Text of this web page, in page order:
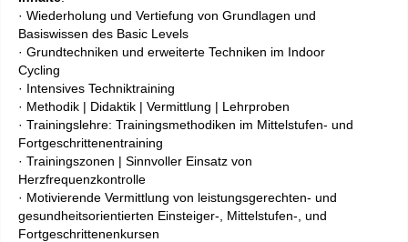
· Wiederholung und Vertiefung von Grundlagen und
Basiswissen des Basic Levels
· Grundtechniken und erweiterte Techniken im Indoor
Cycling
· Intensives Techniktraining
· Methodik | Didaktik | Vermittlung | Lehrproben
· Trainingslehre: Trainingsmethodiken im Mittelstufen- und
Fortgeschrittenentraining
· Trainingszonen | Sinnvoller Einsatz von
Herzfrequenzkontrolle
· Motivierende Vermittlung von leistungsgerechten- und
gesundheitsorientierten Einsteiger-, Mittelstufen-, und
Fortgeschrittenenkursen